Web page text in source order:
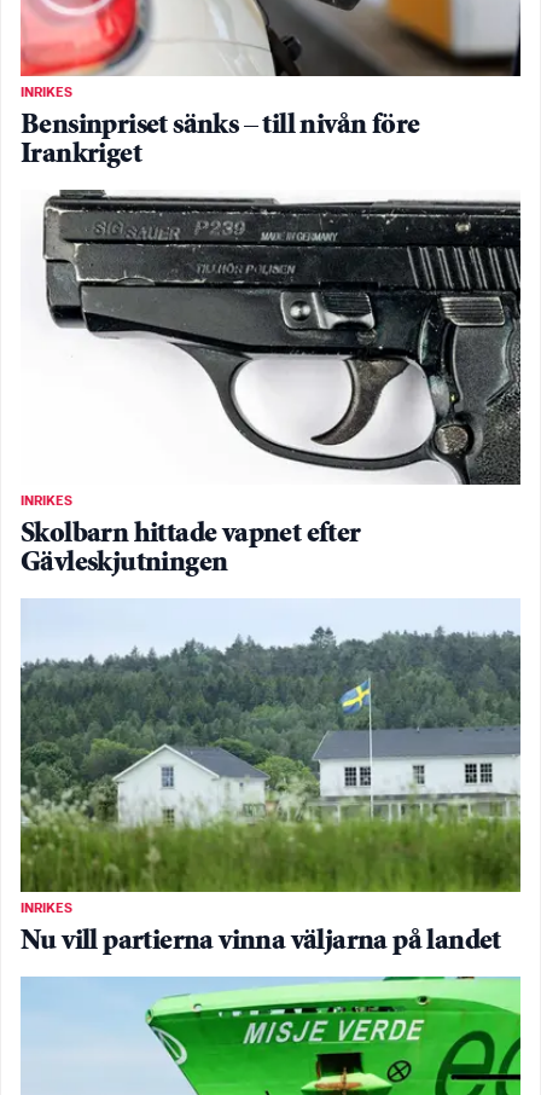
INRIKES
Bensinpriset sänks – till nivån före
Irankriget
INRIKES
Skolbarn hittade vapnet efter
Gävleskjutningen
INRIKES
Nu vill partierna vinna väljarna på landet